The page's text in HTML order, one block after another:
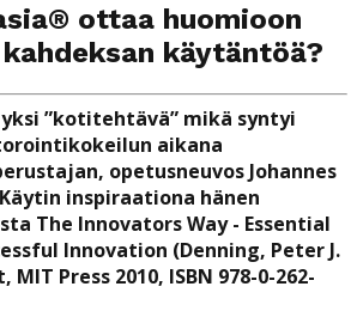
ottaa huomioon
käytäntöä?
”kotitehtävä” mikä syntyi
aikana
opetusneuvos Johannes
inspiraationa hänen
The Innovators Way - Essential
Innovation (Denning, Peter J.
MIT Press 2010, ISBN 978-0-262-